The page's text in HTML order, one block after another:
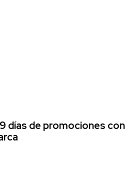
días de promociones con